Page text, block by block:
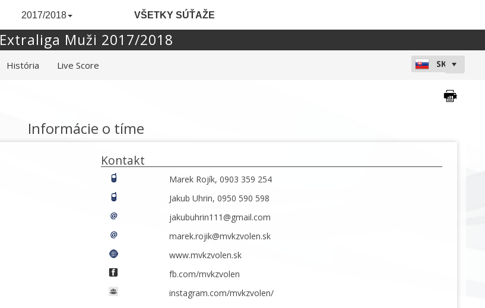
2017/2018 VŠETKY SÚŤAŽE
Extraliga Muži 2017/2018
História Live Score
Informácie o tíme
Kontakt
Marek Rojík, 0903 359 254
Jakub Uhrin, 0950 590 598
jakubuhrin111@gmail.com
marek.rojik@mvkzvolen.sk
www.mvkzvolen.sk
fb.com/mvkzvolen
instagram.com/mvkzvolen/